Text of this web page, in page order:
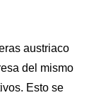
austriaco
del mismo
Esto se